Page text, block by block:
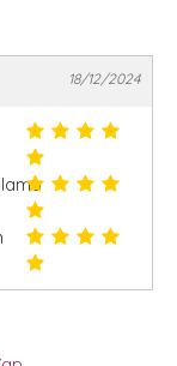
18/12/2024